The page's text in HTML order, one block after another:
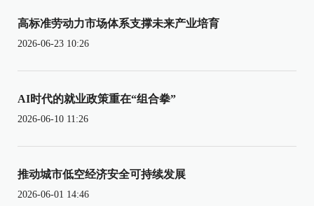
高标准劳动力市场体系支撑未来产业培育
2026-06-23 10:26
AI时代的就业政策重在“组合拳”
2026-06-10 11:26
推动城市低空经济安全可持续发展
2026-06-01 14:46